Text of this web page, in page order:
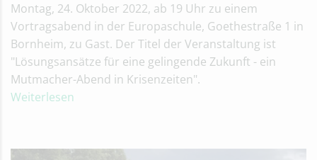
Montag, 24. Oktober 2022, ab 19 Uhr zu einem
Vortragsabend in der Europaschule, Goethestraße 1 in
Bornheim, zu Gast. Der Titel der Veranstaltung ist
"Lösungsansätze für eine gelingende Zukunft - ein
Mutmacher-Abend in Krisenzeiten".
Weiterlesen